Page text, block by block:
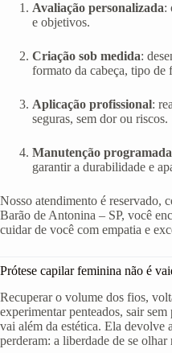
Avaliação personalizada:
e objetivos.
Criação sob medida:
formato da cabeça, tipo de
Aplicação profissional:
seguras, sem dor ou riscos.
Manutenção programada
garantir a durabilidade e
Nosso atendimento é reservado,
Barão de Antonina – SP, você
cuidar de você com empatia e
Prótese capilar feminina não é
Recuperar o volume dos fios,
experimentar penteados, sair
vai além da estética. Ela devolve
perderam: a liberdade de se